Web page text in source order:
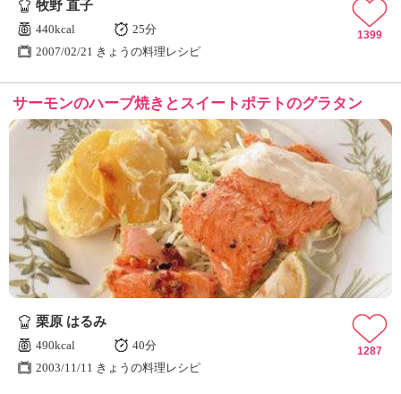
牧野 直子
440kcal
25分
2007/02/21 きょうの料理レシピ
1399
サーモンのハーブ焼きとスイートポテトのグラタン
栗原 はるみ
490kcal
40分
2003/11/11 きょうの料理レシピ
1287